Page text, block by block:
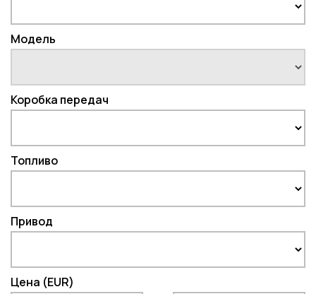
Модель
Коробка передач
Топливо
Привод
Цена (EUR)